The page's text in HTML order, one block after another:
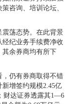
咨询、培训论坛、
荡态势。在此背景
纪业务手续费净收
其余券商均有所下
仍有券商取得不错
增签约规模2.45亿
财达证券透露其1—6